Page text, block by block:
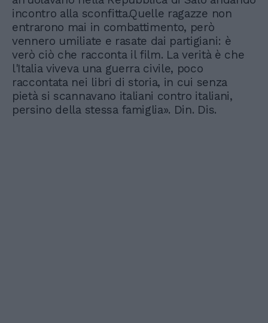
incontro alla sconfitta.Quelle ragazze non
entrarono mai in combattimento, però
vennero umiliate e rasate dai partigiani: è
verò ciò che racconta il film. La verità è che
l'Italia viveva una guerra civile, poco
raccontata nei libri di storia, in cui senza
pietà si scannavano italiani contro italiani,
persino della stessa famiglia». Din. Dis.